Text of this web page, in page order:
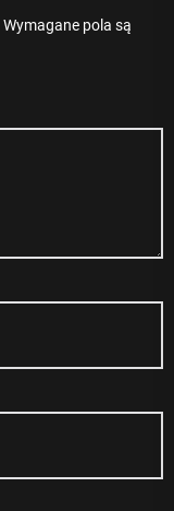
Wymagane pola są